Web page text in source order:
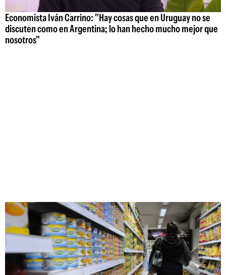
Economista Iván Carrino: "Hay cosas que en Uruguay no se
discuten como en Argentina; lo han hecho mucho mejor que
nosotros"